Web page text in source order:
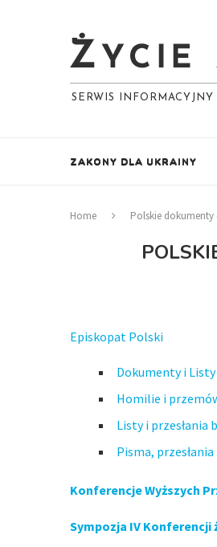
SERWIS
ZAKONY DLA UKRAINY
Home Polskie
Episkopat Polski
Dokumenty i
Homilie i
Listy i przesłania
Pisma,
Konferencje Wyższych
Sympozja IV